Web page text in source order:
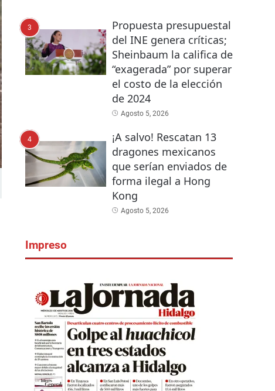
3
Propuesta presupuestal
del INE genera críticas;
Sheinbaum la califica de
“exagerada” por superar
el costo de la elección
de 2024
Agosto 5, 2026
4
¡A salvo! Rescatan 13
dragones mexicanos
que serían enviados de
forma ilegal a Hong
Kong
Agosto 5, 2026
Impreso